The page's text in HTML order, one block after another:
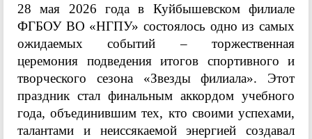
28 мая 2026 года в Куйбышевском филиале
ФГБОУ ВО «НГПУ» состоялось одно из самых
ожидаемых событий – торжественная
церемония подведения итогов спортивного и
творческого сезона «Звезды филиала». Этот
праздник стал финальным аккордом учебного
года, объединившим тех, кто своими успехами,
талантами и неиссякаемой энергией создавал